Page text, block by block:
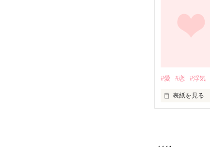
#愛 #恋 #浮気
表紙を見る